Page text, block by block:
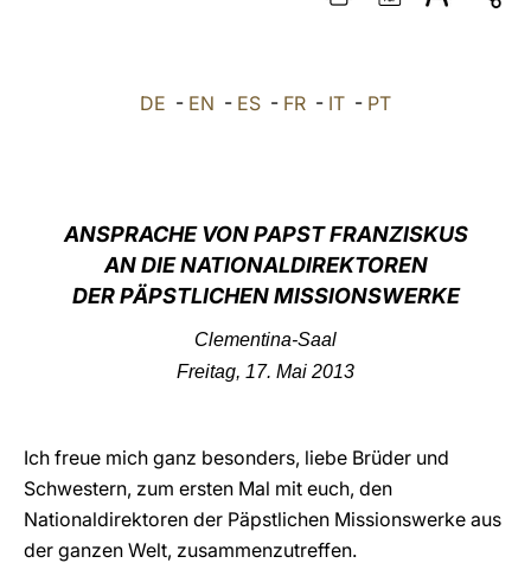
中文
LATINE
DE - EN - ES - FR - IT - PT
ANSPRACHE VON PAPST FRANZISKUS
AN DIE NATIONALDIREKTOREN
DER PÄPSTLICHEN MISSIONSWERKE
Clementina-Saal
Freitag, 17. Mai 2013
Ich freue mich ganz besonders, liebe Brüder und
Schwestern, zum ersten Mal mit euch, den
Nationaldirektoren der Päpstlichen Missionswerke aus
der ganzen Welt, zusammenzutreffen.